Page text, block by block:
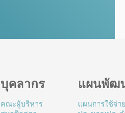
บุคลากร
คณะผู้บริหาร
แผนพัฒ
แผนการใช้จ่า